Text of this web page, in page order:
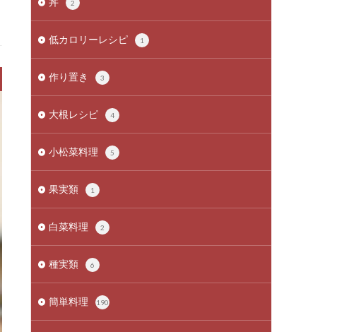
2
低カロリーレシピ 1
作り置き 3
大根レシピ 4
小松菜料理 5
果実類 1
白菜料理 2
種実類 6
簡単料理 190